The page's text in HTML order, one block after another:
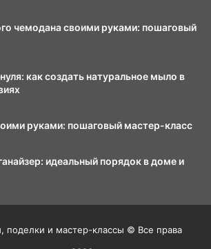
чемодана своими руками: пошаговый
как создать натуральное мыло в
руками: пошаговый мастер-класс
идеальный порядок в доме и
поделки и мастер-классы © Все права